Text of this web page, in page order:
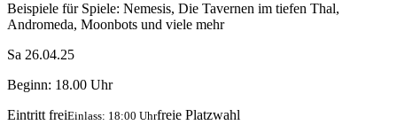
Beispiele für Spiele: Nemesis, Die Tavernen im tiefen Thal,
Andromeda, Moonbots und viele mehr
Sa 26.04.25
Beginn: 18.00 Uhr
Eintritt freiEinlass: 18:00 Uhrfreie Platzwahl